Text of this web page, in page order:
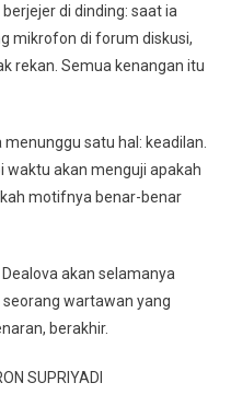
di dinding: saat ia
mikrofon di forum diskusi,
rekan. Semua kenangan itu
satu hal: keadilan.
waktu akan menguji apakah
motifnya benar-benar
akan selamanya
wartawan yang
berakhir.
SUPRIYADI